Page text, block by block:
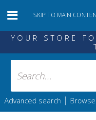
SKIP TO MAIN
YOUR STORE
Advanced search |